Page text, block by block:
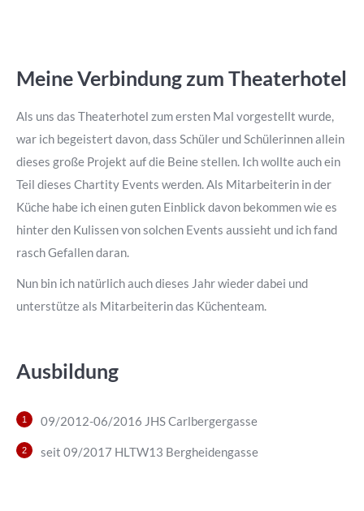
Meine Verbindung zum Theaterhotel
Als uns das Theaterhotel zum ersten Mal vorgestellt wurde,
war ich begeistert davon, dass Schüler und Schülerinnen allein
dieses große Projekt auf die Beine stellen. Ich wollte auch ein
Teil dieses Chartity Events werden. Als Mitarbeiterin in der
Küche habe ich einen guten Einblick davon bekommen wie es
hinter den Kulissen von solchen Events aussieht und ich fand
rasch Gefallen daran.
Nun bin ich natürlich auch dieses Jahr wieder dabei und
unterstütze als Mitarbeiterin das Küchenteam.
Ausbildung
09/2012-06/2016 JHS Carlbergergasse
seit 09/2017 HLTW13 Bergheidengasse